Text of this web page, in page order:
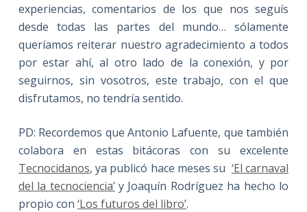
experiencias, comentarios de los que nos seguís
desde todas las partes del mundo… sólamente
queríamos reiterar nuestro agradecimiento a todos
por estar ahí, al otro lado de la conexión, y por
seguirnos, sin vosotros, este trabajo, con el que
disfrutamos, no tendría sentido.
PD: Recordemos que Antonio Lafuente, que también
colabora en estas bitácoras con su excelente
Tecnocidanos, ya publicó hace meses su ‘El carnaval
del la tecnociencia’y Joaquín Rodríguez ha hecho lo
propio con ‘Los futuros del libro’.